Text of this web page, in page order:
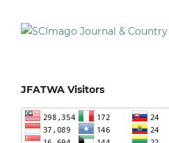
JFATWA Visitors